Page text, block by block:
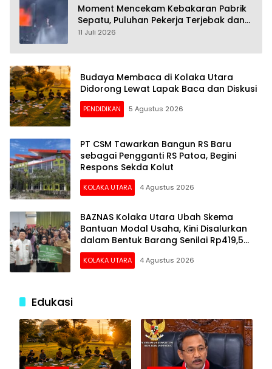
Moment Mencekam Kebakaran Pabrik
Sepatu, Puluhan Pekerja Terjebak dan
28 Orang Tewas
11 Juli 2026
Budaya Membaca di Kolaka Utara
Didorong Lewat Lapak Baca dan Diskusi
PENDIDIKAN 5 Agustus 2026
PT CSM Tawarkan Bangun RS Baru
sebagai Pengganti RS Patoa, Begini
Respons Sekda Kolut
KOLAKA UTARA 4 Agustus 2026
BAZNAS Kolaka Utara Ubah Skema
Bantuan Modal Usaha, Kini Disalurkan
dalam Bentuk Barang Senilai Rp419,5
Juta
KOLAKA UTARA 4 Agustus 2026
Edukasi